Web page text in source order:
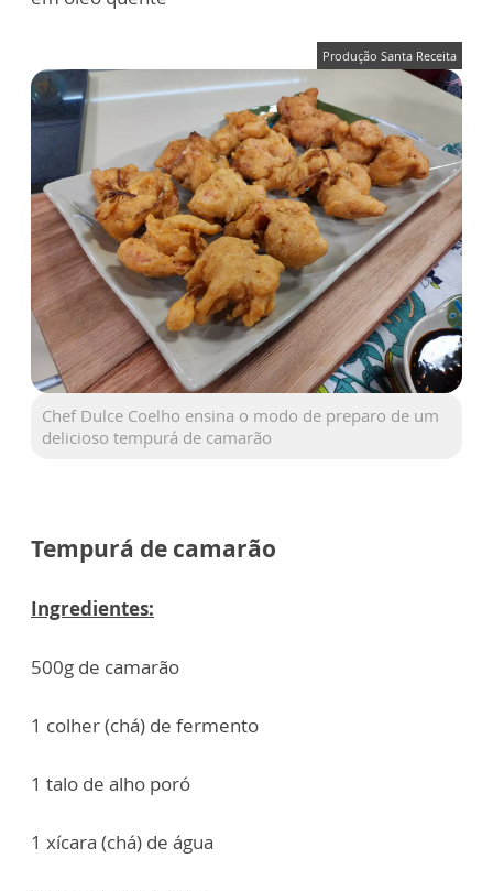
Produção Santa Receita
Chef Dulce Coelho ensina o modo de preparo de um
delicioso tempurá de camarão
Tempurá de camarão
Ingredientes:
500g de camarão
1 colher (chá) de fermento
1 talo de alho poró
1 xícara (chá) de água